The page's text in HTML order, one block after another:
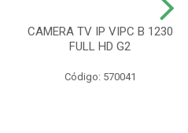
CAMERA TV IP VIPC B 1230
FULL HD G2
Código: 570041